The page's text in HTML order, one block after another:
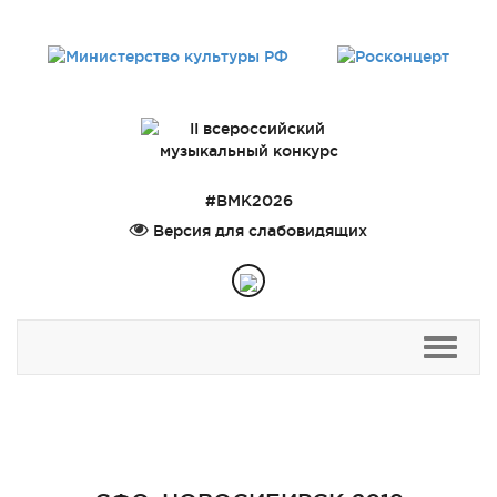
#ВМК2026
Версия для слабовидящих